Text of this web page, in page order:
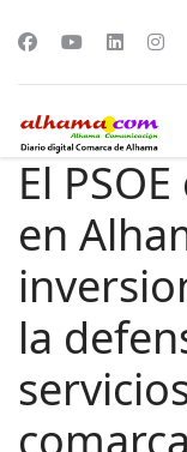
El
en
la